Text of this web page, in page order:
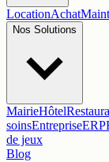
LocationAchat
Nos Solutions
MairieHôtel
soinsEntrepriseERP
de jeux
Blog